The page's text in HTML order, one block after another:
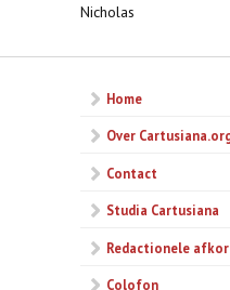
Nicholas
Home
Over
Contact
Studia Cartusiana
Redactionele
Colofon